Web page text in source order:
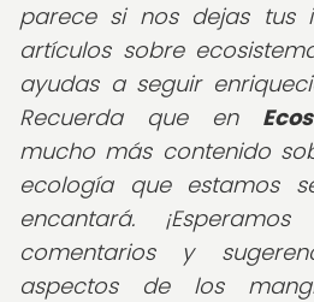
parece si nos dejas tus
artículos sobre
ayudas a seguir
Recuerda que en
mucho más contenido
ecología que estamos
encantará.
comentarios y
aspectos de los